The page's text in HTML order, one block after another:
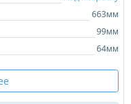
657мм
41мм
7519,00 ₽/шт